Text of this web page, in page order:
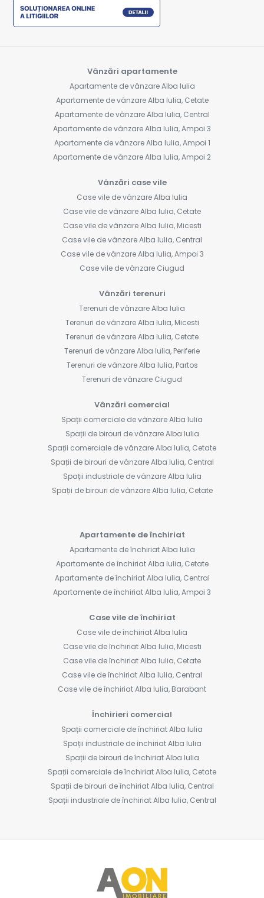
Vânzări apartamente
Apartamente de vânzare Alba Iulia
Apartamente de vânzare Alba Iulia, Cetate
Apartamente de vânzare Alba Iulia, Central
Apartamente de vânzare Alba Iulia, Ampoi 3
Apartamente de vânzare Alba Iulia, Ampoi 1
Apartamente de vânzare Alba Iulia, Ampoi 2
Vânzări case vile
Case vile de vânzare Alba Iulia
Case vile de vânzare Alba Iulia, Cetate
Case vile de vânzare Alba Iulia, Micesti
Case vile de vânzare Alba Iulia, Central
Case vile de vânzare Alba Iulia, Ampoi 3
Case vile de vânzare Ciugud
Vânzări terenuri
Terenuri de vânzare Alba Iulia
Terenuri de vânzare Alba Iulia, Micesti
Terenuri de vânzare Alba Iulia, Cetate
Terenuri de vânzare Alba Iulia, Periferie
Terenuri de vânzare Alba Iulia, Partos
Terenuri de vânzare Ciugud
Vânzări comercial
Spații comerciale de vânzare Alba Iulia
Spații de birouri de vânzare Alba Iulia
Spații comerciale de vânzare Alba Iulia, Cetate
Spații de birouri de vânzare Alba Iulia, Central
Spații industriale de vânzare Alba Iulia
Spații de birouri de vânzare Alba Iulia, Cetate
Apartamente de închiriat
Apartamente de închiriat Alba Iulia
Apartamente de închiriat Alba Iulia, Cetate
Apartamente de închiriat Alba Iulia, Central
Apartamente de închiriat Alba Iulia, Ampoi 3
Case vile de închiriat
Case vile de închiriat Alba Iulia
Case vile de închiriat Alba Iulia, Micesti
Case vile de închiriat Alba Iulia, Cetate
Case vile de închiriat Alba Iulia, Central
Case vile de închiriat Alba Iulia, Barabant
Închirieri comercial
Spații comerciale de închiriat Alba Iulia
Spații industriale de închiriat Alba Iulia
Spații de birouri de închiriat Alba Iulia
Spații comerciale de închiriat Alba Iulia, Cetate
Spații de birouri de închiriat Alba Iulia, Central
Spații industriale de închiriat Alba Iulia, Central